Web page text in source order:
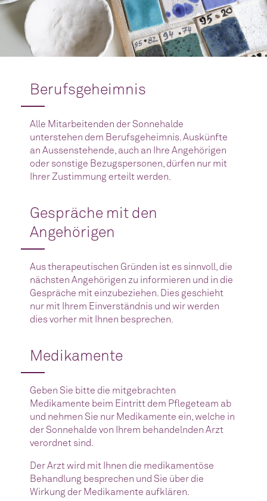
Berufsgeheimnis
Alle Mitarbeitenden der Sonnehalde
unterstehen dem Berufsgeheimnis. Auskünfte
an Aussenstehende, auch an Ihre Angehörigen
oder sonstige Bezugspersonen, dürfen nur mit
Ihrer Zustimmung erteilt werden.
Gespräche mit den
Angehörigen
Aus therapeutischen Gründen ist es sinnvoll, die
nächsten Angehörigen zu informieren und in die
Gespräche mit einzubeziehen. Dies geschieht
nur mit Ihrem Einverständnis und wir werden
dies vorher mit Ihnen besprechen.
Medikamente
Geben Sie bitte die mitgebrachten
Medikamente beim Eintritt dem Pflegeteam ab
und nehmen Sie nur Medikamente ein, welche in
der Sonnehalde von Ihrem behandelnden Arzt
verordnet sind.
Der Arzt wird mit Ihnen die medikamentöse
Behandlung besprechen und Sie über die
Wirkung der Medikamente aufklären.